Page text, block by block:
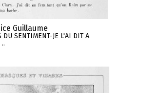
Guillaume
DU SENTIMENT-JE L'AI DIT A